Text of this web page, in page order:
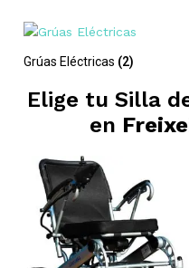
Grúas Eléctricas (2)
Elige tu Silla
en